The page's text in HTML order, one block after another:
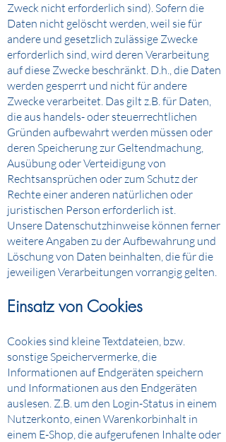
Zweck nicht erforderlich sind). Sofern die
Daten nicht gelöscht werden, weil sie für
andere und gesetzlich zulässige Zwecke
erforderlich sind, wird deren Verarbeitung
auf diese Zwecke beschränkt. D.h., die Daten
werden gesperrt und nicht für andere
Zwecke verarbeitet. Das gilt z.B. für Daten,
die aus handels- oder steuerrechtlichen
Gründen aufbewahrt werden müssen oder
deren Speicherung zur Geltendmachung,
Ausübung oder Verteidigung von
Rechtsansprüchen oder zum Schutz der
Rechte einer anderen natürlichen oder
juristischen Person erforderlich ist.
Unsere Datenschutzhinweise können ferner
weitere Angaben zu der Aufbewahrung und
Löschung von Daten beinhalten, die für die
jeweiligen Verarbeitungen vorrangig gelten.
Einsatz von Cookies
Cookies sind kleine Textdateien, bzw.
sonstige Speichervermerke, die
Informationen auf Endgeräten speichern
und Informationen aus den Endgeräten
auslesen. Z.B. um den Login-Status in einem
Nutzerkonto, einen Warenkorbinhalt in
einem E-Shop, die aufgerufenen Inhalte oder